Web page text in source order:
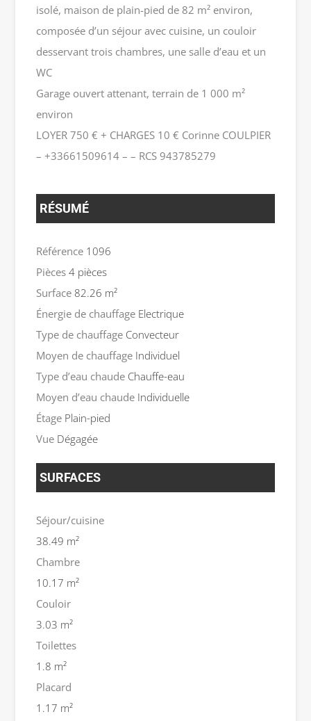
isolé, maison de plain-pied de 82 m² environ,
composée d’un séjour avec cuisine, un couloir
desservant trois chambres, une salle d’eau et un
WC
Garage ouvert attenant, terrain de 1 000 m²
environ
LOYER 750 € + CHARGES 10 € Corinne COULPIER
– +33661509614 – – RCS 943785279
RÉSUMÉ
Référence 1096
Pièces4 pièces
Surface 82.26 m²
Énergie de chauffage Electrique
Type de chauffage Convecteur
Moyen de chauffage Individuel
Type d’eau chaude Chauffe-eau
Moyen d’eau chaude Individuelle
Étage Plain-pied
Vue Dégagée
SURFACES
Séjour/cuisine
38.49 m²
Chambre
10.17 m²
Couloir
3.03 m²
Toilettes
1.8 m²
Placard
1.17 m²